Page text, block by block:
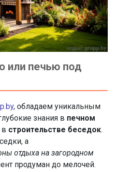
или печью под
, обладаем уникальным
знания в печном
строительстве беседок.
а
отдыха на загородном
продуман до мелочей.